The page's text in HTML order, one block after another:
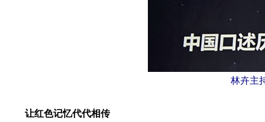
林卉主
让红色记忆代代相传